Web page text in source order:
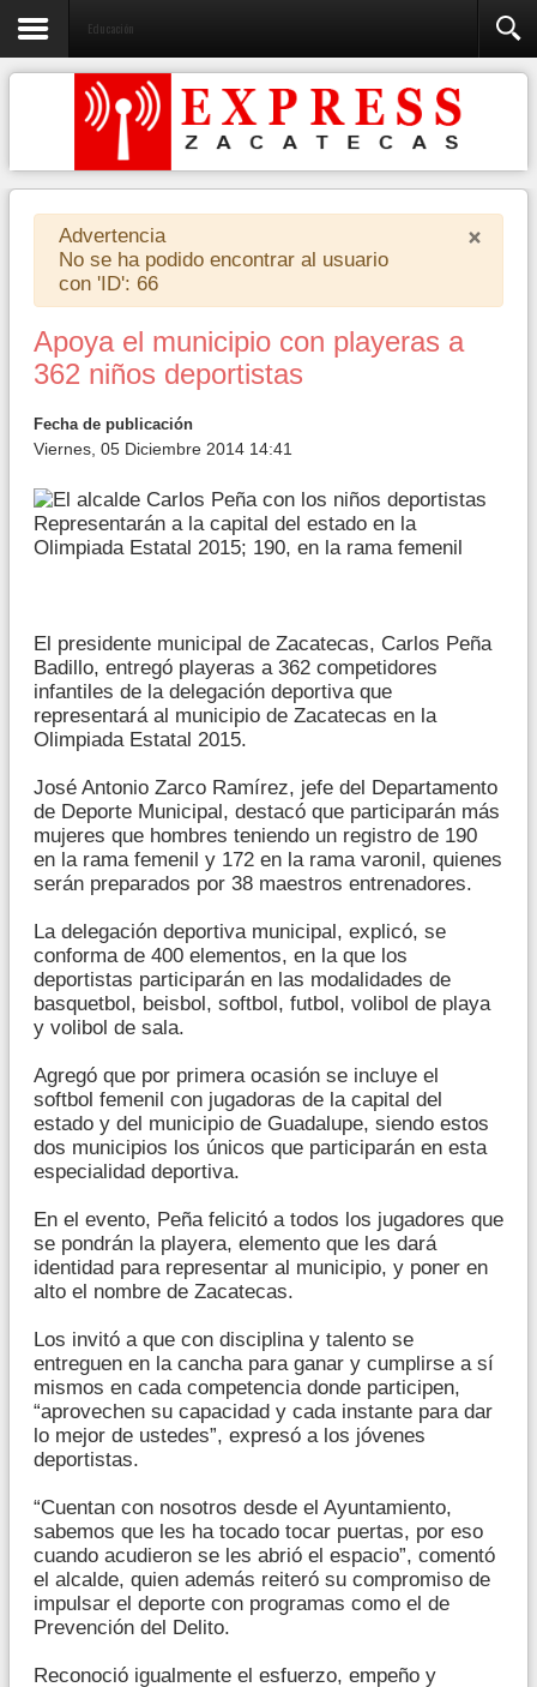
Educación
×
Advertencia
No se ha podido encontrar al usuario
con 'ID': 66
Apoya el municipio con playeras a
362 niños deportistas
Fecha de publicación
Viernes, 05 Diciembre 2014 14:41
Representarán a la capital del estado en la
Olimpiada Estatal 2015; 190, en la rama femenil
El presidente municipal de Zacatecas, Carlos Peña
Badillo, entregó playeras a 362 competidores
infantiles de la delegación deportiva que
representará al municipio de Zacatecas en la
Olimpiada Estatal 2015.
José Antonio Zarco Ramírez, jefe del Departamento
de Deporte Municipal, destacó que participarán más
mujeres que hombres teniendo un registro de 190
en la rama femenil y 172 en la rama varonil, quienes
serán preparados por 38 maestros entrenadores.
La delegación deportiva municipal, explicó, se
conforma de 400 elementos, en la que los
deportistas participarán en las modalidades de
basquetbol, beisbol, softbol, futbol, volibol de playa
y volibol de sala.
Agregó que por primera ocasión se incluye el
softbol femenil con jugadoras de la capital del
estado y del municipio de Guadalupe, siendo estos
dos municipios los únicos que participarán en esta
especialidad deportiva.
En el evento, Peña felicitó a todos los jugadores que
se pondrán la playera, elemento que les dará
identidad para representar al municipio, y poner en
alto el nombre de Zacatecas.
Los invitó a que con disciplina y talento se
entreguen en la cancha para ganar y cumplirse a sí
mismos en cada competencia donde participen,
“aprovechen su capacidad y cada instante para dar
lo mejor de ustedes”, expresó a los jóvenes
deportistas.
“Cuentan con nosotros desde el Ayuntamiento,
sabemos que les ha tocado tocar puertas, por eso
cuando acudieron se les abrió el espacio”, comentó
el alcalde, quien además reiteró su compromiso de
impulsar el deporte con programas como el de
Prevención del Delito.
Reconoció igualmente el esfuerzo, empeño y